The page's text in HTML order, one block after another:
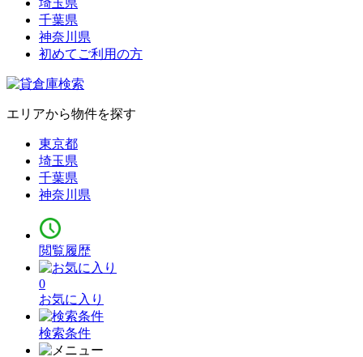
埼玉県
千葉県
神奈川県
初めてご利用の方
エリアから物件を探す
東京都
埼玉県
千葉県
神奈川県
閲覧履歴
0
お気に入り
検索条件